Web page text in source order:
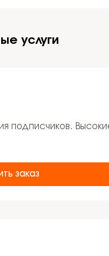
услуги
подписчиков.
заказ